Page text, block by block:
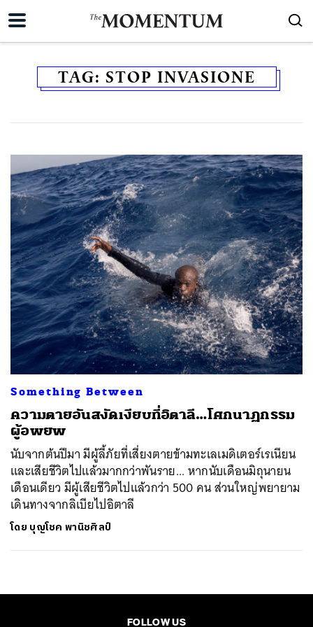
TAG: STOP INVASIONE
Something Between
ความตายอันสงัดเงียบที่อิตาลี…โศกนาฏกรรม
ผู้อพยพ
นับจากต้นปีมา มีผู้ลี้ภัยที่เสี่ยงตายข้ามทะเลเมดิเตอร์เรเนียน
และเสียชีวิตไปแล้วมากกว่าพันราย... หากนับเดือนมิถุนายน
เดือนเดียว มีผู้เสียชีวิตไปแล้วกว่า 500 คน ส่วนใหญ่พยายาม
เดินทางจากลิเบียไปอิตาลี
โดย บุญโชค พานิชศิลป์
FOLLOW US
ค้นหา
SHARE TWEET LINE EMAIL